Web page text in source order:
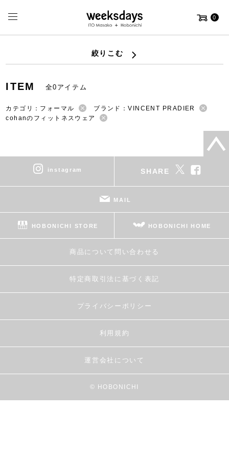
0
絞りこむ
ITEM 全0アイテム
カテゴリ：フォーマル
ブランド：VINCENT PRADIER
cohanのフィットネスウェア
instagram SHARE
MAIL
HOBONICHI STORE HOBONICHI HOME
商品について問い合わせる
特定商取引法に基づく表記
プライバシーポリシー
利用規約
運営会社について
© HOBONICHI